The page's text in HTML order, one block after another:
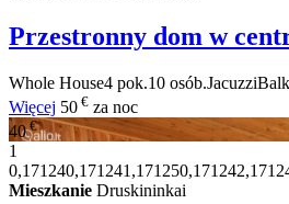
Przestronny dom w
Whole House4 pok.10 osób.Jacuzzi
Więcej 50 € za noc
40€
1
Mieszkanie Druskininkai